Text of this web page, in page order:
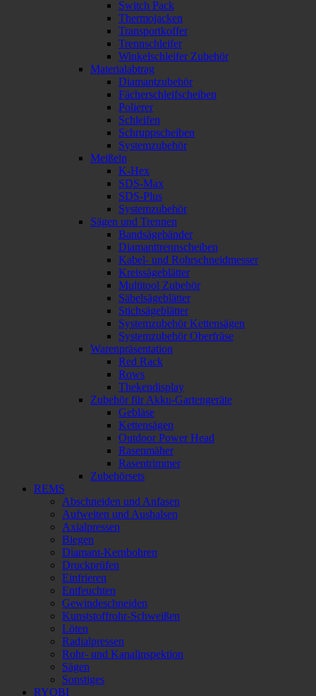
Switch Pack
Thermojacken
Transportkoffer
Trennschleifer
Winkelschleifer Zubehör
Materialabtrag
Diamantzubehör
Fächerschleifscheiben
Polierer
Schleifen
Schruppscheiben
Systemzubehör
Meißeln
K-Hex
SDS-Max
SDS-Plus
Systemzubehör
Sägen und Trennen
Bandsägebänder
Diamanttrennscheiben
Kabel- und Rohrschneidmesser
Kreissägeblätter
Multitool Zubehör
Säbelsägeblätter
Stichsägeblätter
Systemzubehör Kettensägen
Systemzubehör Oberfräse
Warenpräsentation
Red Rack
Rows
Thekendisplay
Zubehör für Akku-Gartengeräte
Gebläse
Kettensägen
Outdoor Power Head
Rasenmäher
Rasentrimmer
Zubehörsets
REMS
Abschneiden und Anfasen
Aufweiten und Aushalsen
Axialpressen
Biegen
Diamant-Kernbohren
Druckprüfen
Einfrieren
Entfeuchten
Gewindeschneiden
Kunststoffrohr-Schweißen
Löten
Radialpressen
Rohr- und Kanalinspektion
Sägen
Sonstiges
RYOBI